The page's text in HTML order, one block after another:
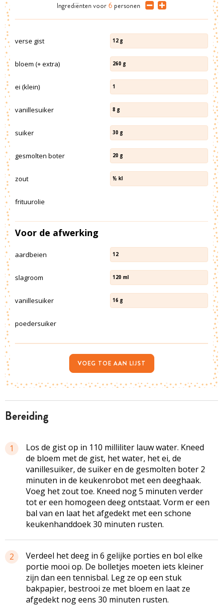
bereiding
1
Los de gist op in 110 milliliter lauw water. Kneed
de bloem met de gist, het water, het ei, de
vanillesuiker, de suiker en de gesmolten boter 2
minuten in de keukenrobot met een deeghaak.
Voeg het zout toe. Kneed nog 5 minuten verder
tot er een homogeen deeg ontstaat. Vorm er een
bal van en laat het afgedekt met een schone
keukenhanddoek 30 minuten rusten.
2
Verdeel het deeg in 6 gelijke porties en bol elke
portie mooi op. De bolletjes moeten iets kleiner
zijn dan een tennisbal. Leg ze op een stuk
bakpapier, bestrooi ze met bloem en laat ze
afgedekt nog eens 30 minuten rusten.
Ingrediënten voor 6 personen
verse gist 12 g
bloem (+ extra) 260 g
ei (klein) 1
vanillesuiker 8 g
suiker 30 g
gesmolten boter 20 g
zout ½ kl
frituurolie
Voor de afwerking
aardbeien 12
slagroom 120 ml
vanillesuiker 16 g
poedersuiker
VOEG TOE AAN LIJST